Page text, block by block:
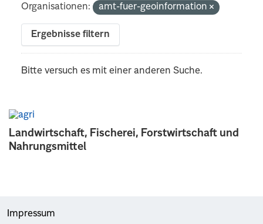
Landwirtschaft, Fischerei, Forstwirtschaft und
Nahrungsmittel
Organisationen:
amt-fuer-geoinformation
Ergebnisse filtern
Bitte versuch es mit einer anderen Suche.
Impressum